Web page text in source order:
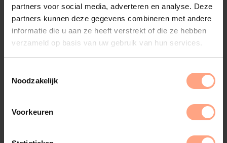
partners voor social media, adverteren en analyse. Deze
partners kunnen deze gegevens combineren met andere
informatie die u aan ze heeft verstrekt of die ze hebben
verzameld op basis van uw gebruik van hun services.
Noodzakelijk
Voorkeuren